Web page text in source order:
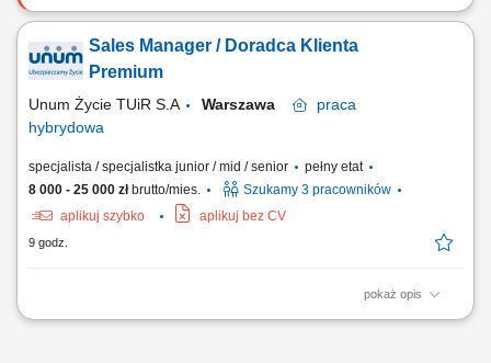
Aktywne pozyskiwanie klientów i sprzedaż produktów
Przygotowywanie ofert i prowadzenie spotkań sprzedażowych. Analiza
potrzeb klienta i rekomendowanie dopasowanych rozwiązań.
Sales Manager / Doradca Klienta
Premium
Unum Życie TUiR S.A Warszawa
praca
hybrydowa
specjalista / specjalistka junior / mid / senior
pełny etat
8 000 - 25 000 złbrutto/mies.
Szukamy 3 pracowników
aplikuj szybko
aplikuj bez CV
9 godz.
pokaż opis
Co będziesz robić? prowadzić spotkania z klientami indywidualnymi i